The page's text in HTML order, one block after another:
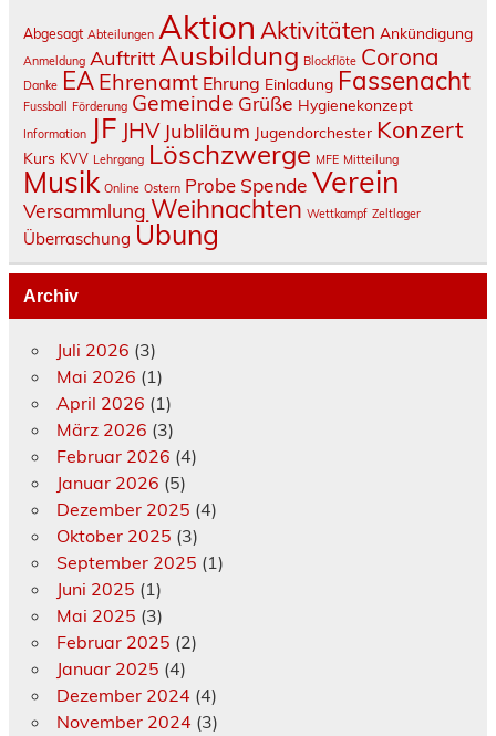
Abgesagt Abteilungen Aktion Aktivitäten Ankündigung
Anmeldung AuftrittAusbildung Blockflöte Corona
Danke EA Ehrenamt Ehrung Einladung Fassenacht
Fussball Förderung Gemeinde Grüße Hygienekonzept
Information JF JHV Jubliläum Jugendorchester Konzert
Kurs KVV Lehrgang Löschzwerge MFE Mitteilung
Musik Online Ostern Probe Spende Verein
Versammlung Weihnachten Wettkampf Zeltlager
Überraschung Übung
Archiv
Juli 2026 (3)
Mai 2026 (1)
April 2026 (1)
März 2026 (3)
Februar 2026 (4)
Januar 2026 (5)
Dezember 2025 (4)
Oktober 2025 (3)
September 2025 (1)
Juni 2025 (1)
Mai 2025 (3)
Februar 2025 (2)
Januar 2025 (4)
Dezember 2024 (4)
November 2024 (3)